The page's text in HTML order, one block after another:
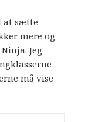
at sætte
mere og
Jeg
må vise